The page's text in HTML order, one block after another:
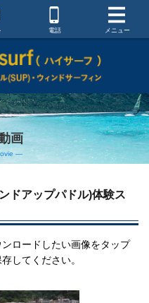
電話 メニュー
画
―
ドアップパドル)体験ス
ロードしたい画像をタップ
してください。